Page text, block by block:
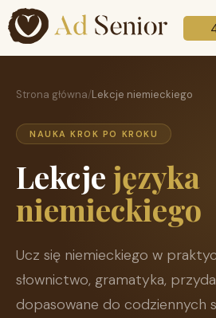
Strona główna/Lekcje niemieckiego
NAUKA KROK PO KROKU
Lekcjejęzyka
niemieckiego
Ucz się niemieckiego w
słownictwo, gramatyka,
dopasowane do codziennych